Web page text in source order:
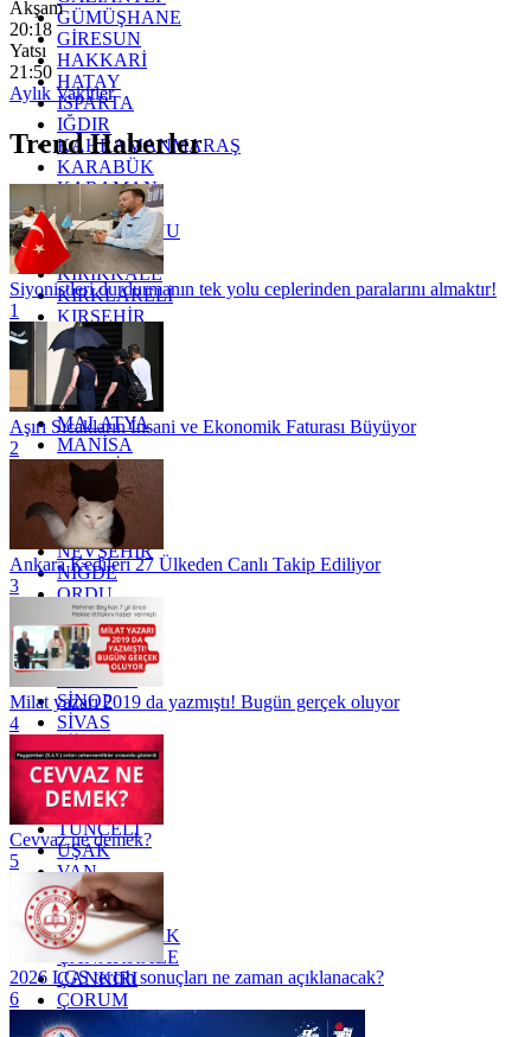
GÜMÜŞHANE
GİRESUN
HAKKARİ
HATAY
ISPARTA
IĞDIR
KAHRAMANMARAŞ
KARABÜK
KARAMAN
KARS
KASTAMONU
KAYSERİ
KIRIKKALE
KIRKLARELİ
KIRŞEHİR
KOCAELİ
KONYA
KÜTAHYA
KİLİS
MALATYA
MANİSA
MARDİN
MERSİN
MUĞLA
MUŞ
NEVŞEHİR
NİĞDE
ORDU
OSMANİYE
RİZE
SAKARYA
SAMSUN
SİNOP
SİVAS
TEKİRDAĞ
TOKAT
TRABZON
TUNCELİ
UŞAK
VAN
YALOVA
YOZGAT
ZONGULDAK
ÇANAKKALE
ÇANKIRI
ÇORUM
İSTANBUL
Akşam
20:18
Yatsı
21:50
Aylık Vakitler
Trend Haberler
Siyonistleri durdurmanın tek yolu ceplerinden paralarını almaktır!
1
Aşırı Sıcakların İnsani ve Ekonomik Faturası Büyüyor
2
Ankara Kedileri 27 Ülkeden Canlı Takip Ediliyor
3
Milat yazarı 2019 da yazmıştı! Bugün gerçek oluyor
4
Cevvaz ne demek?
5
2026 LGS tercih sonuçları ne zaman açıklanacak?
6